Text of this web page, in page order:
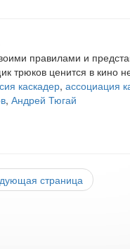
правилами и
трюков ценится в кино
каскадер, ассоциация
, Андрей Тюгай
страница